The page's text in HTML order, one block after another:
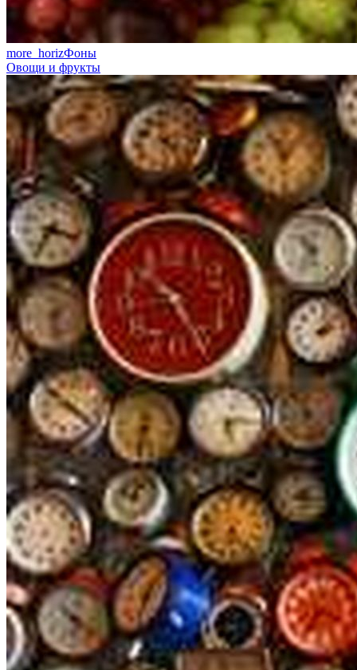
more_horizФоны
Овощи и фрукты